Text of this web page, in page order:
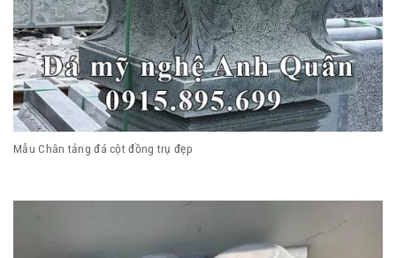
Mẫu Chân tảng đá cột đồng trụ đẹp